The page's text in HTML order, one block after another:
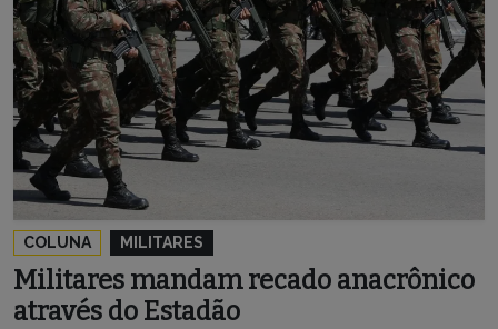
COLUNA MILITARES
Militares mandam recado anacrônico
através do Estadão